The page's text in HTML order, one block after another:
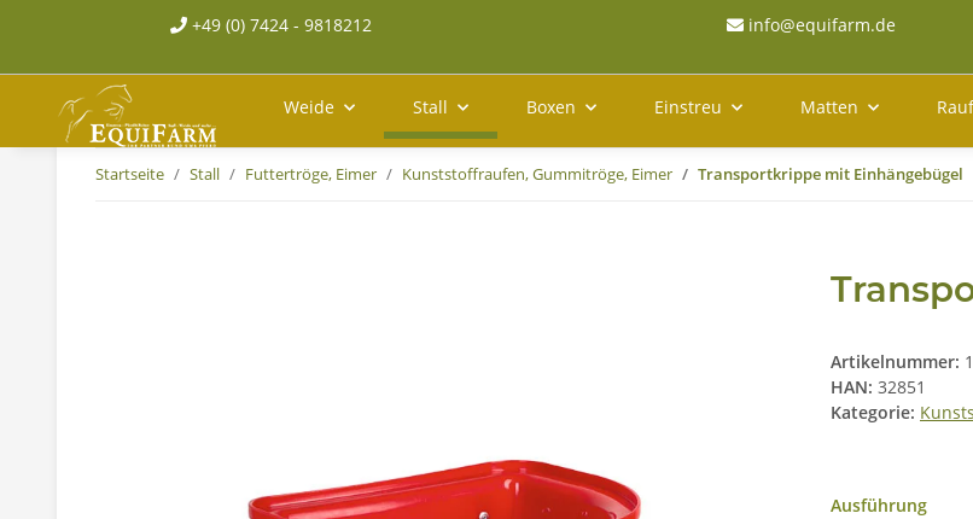
+49 (0) 7424 - 9818212 info@equifarm.de
Weide Stall Boxen Einstreu Matten
Startseite Stall Futtertröge, Eimer Kunststoffraufen, Gummitröge, Eimer Transportkrippe mit Einhängebügel
Artikelnummer:
HAN: 32851
Kategorie:
Ausführung